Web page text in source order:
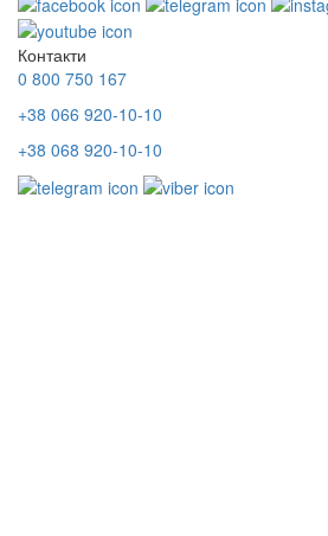
Контакти
0 800 750 167
+38 066 920-10-10
+38 068 920-10-10